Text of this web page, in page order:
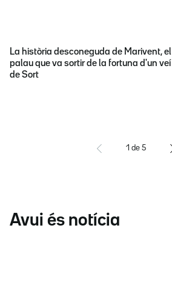
La història desconeguda de Marivent, el
palau que va sortir de la fortuna d'un veí
de Sort
1 de 5
Avui és notícia